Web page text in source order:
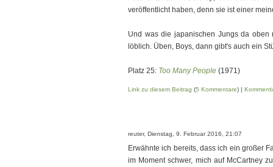
veröffentlicht haben, denn sie ist einer
Und was die japanischen Jungs da
löblich. Üben, Boys, dann gibt's auch ein
Platz 25: Too Many People (1971)
Link zu diesem Beitrag (5 Kommentare) |
reuter, Dienstag, 9. Februar 2016, 21:07
Erwähnte ich bereits, dass ich ein großer
im Moment schwer, mich auf McCartney